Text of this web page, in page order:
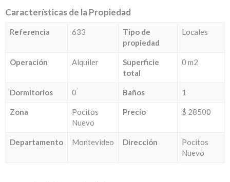
Características de la Propiedad
Referencia 633
Tipo de
propiedad
Locales
Operación Alquiler
Superficie
total
0 m2
Dormitorios 0 Baños 1
Zona
Pocitos
Nuevo
Precio $ 28500
Departamento Montevideo Dirección
Pocitos
Nuevo